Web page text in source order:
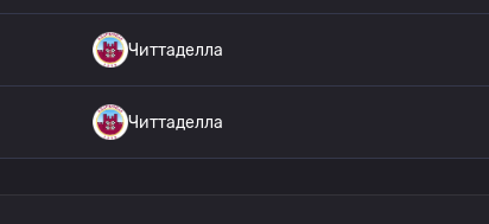
Читтаделла
Читтаделла